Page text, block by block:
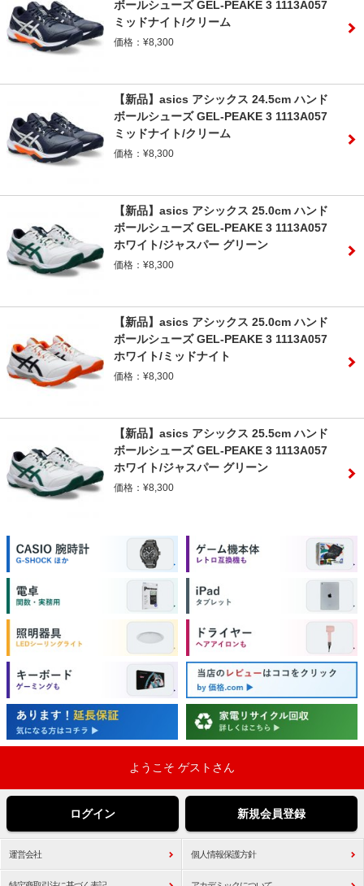
ボールシューズ GEL-PEAKE 3 1113A057
ミッドナイト/クリーム
価格：¥8,300
【新品】asics アシックス 24.5cm ハンド
ボールシューズ GEL-PEAKE 3 1113A057
ミッドナイト/クリーム
価格：¥8,300
【新品】asics アシックス 25.0cm ハンド
ボールシューズ GEL-PEAKE 3 1113A057
ホワイト/ジャスパー グリーン
価格：¥8,300
【新品】asics アシックス 25.0cm ハンド
ボールシューズ GEL-PEAKE 3 1113A057
ホワイト/ミッドナイト
価格：¥8,300
【新品】asics アシックス 25.5cm ハンド
ボールシューズ GEL-PEAKE 3 1113A057
ホワイト/ジャスパー グリーン
価格：¥8,300
ようこそ ゲストさん
ログイン 新規会員登録
運営会社 個人情報保護方針